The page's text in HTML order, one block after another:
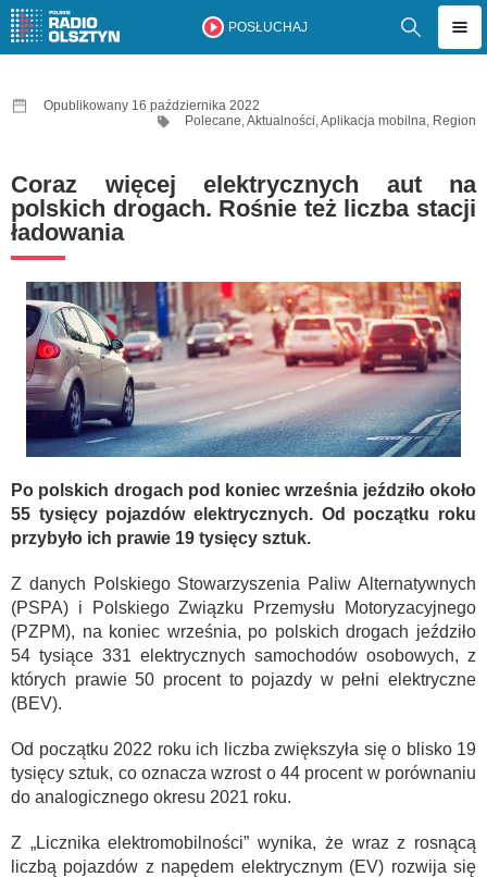
POSŁUCHAJ
Opublikowany 16 października 2022
Polecane,Aktualności,Aplikacja mobilna, Region
Coraz więcej elektrycznych aut na
polskich drogach. Rośnie też liczba stacji
ładowania
Po polskich drogach pod koniec września jeździło około
55 tysięcy pojazdów elektrycznych. Od początku roku
przybyło ich prawie 19 tysięcy sztuk.
Z danych Polskiego Stowarzyszenia Paliw Alternatywnych
(PSPA) i Polskiego Związku Przemysłu Motoryzacyjnego
(PZPM), na koniec września, po polskich drogach jeździło
54 tysiące 331 elektrycznych samochodów osobowych, z
których prawie 50 procent to pojazdy w pełni elektryczne
(BEV).
Od początku 2022 roku ich liczba zwiększyła się o blisko 19
tysięcy sztuk, co oznacza wzrost o 44 procent w porównaniu
do analogicznego okresu 2021 roku.
Z „Licznika elektromobilności” wynika, że wraz z rosnącą
liczbą pojazdów z napędem elektrycznym (EV) rozwija się